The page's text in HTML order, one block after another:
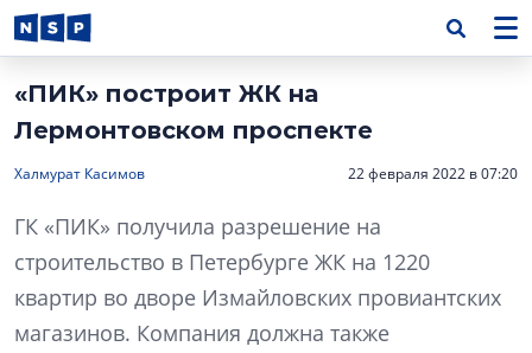
«ПИК» построит ЖК на
Лермонтовском проспекте
Халмурат Касимов 22 февраля 2022 в 07:20
ГК «ПИК» получила разрешение на
строительство в Петербурге ЖК на 1220
квартир во дворе Измайловских провиантских
магазинов. Компания должна также